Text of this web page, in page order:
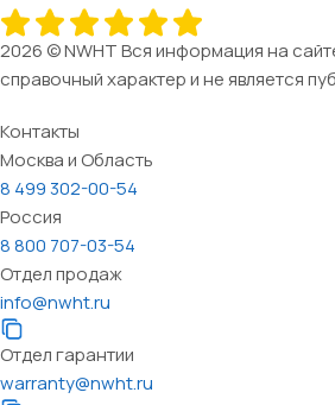
2026 © NWHT Вся информация на
справочный характер и не является
Контакты
Москва и Область
8 499 302-00-54
Россия
8 800 707-03-54
Отдел продаж
info@nwht.ru
Отдел гарантии
warranty@nwht.ru